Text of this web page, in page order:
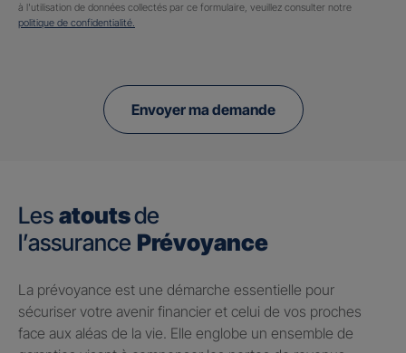
à l'utilisation de données collectés par ce formulaire, veuillez consulter notre
politique de confidentialité.
Envoyer ma demande
Les atoutsde
l’assurance Prévoyance
​La prévoyance est une démarche essentielle pour
sécuriser votre avenir financier et celui de vos proches
face aux aléas de la vie. Elle englobe un ensemble de